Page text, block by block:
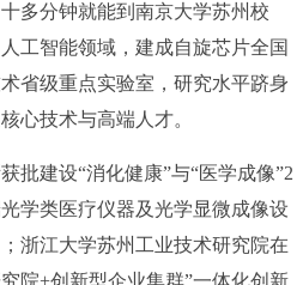
分钟就能到南京大学苏州校
工智能领域，建成自旋芯片全国
省级重点实验室，研究水平跻身
心技术与高端人才。
建设“消化健康”与“医学成像”2
学类医疗仪器及光学显微成像设
浙江大学苏州工业技术研究院在
院+创新型企业集群”一体化创新